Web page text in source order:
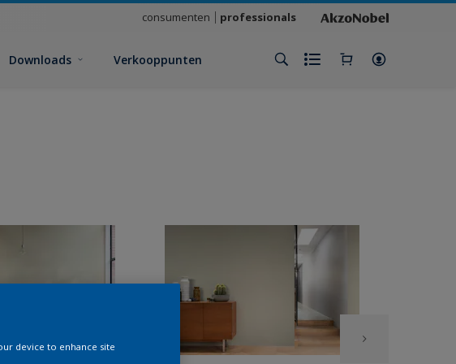
consumenten professionals
Downloads Verkooppunten
device to enhance site